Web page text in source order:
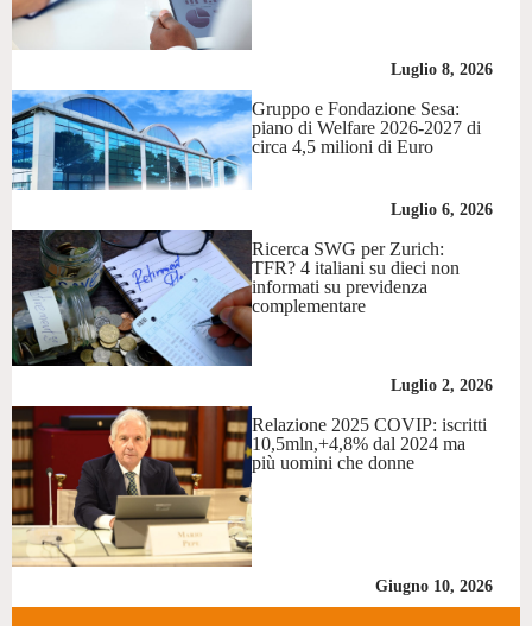
Luglio 8, 2026
Gruppo e Fondazione Sesa:
piano di Welfare 2026-2027 di
circa 4,5 milioni di Euro
Luglio 6, 2026
Ricerca SWG per Zurich:
TFR? 4 italiani su dieci non
informati su previdenza
complementare
Luglio 2, 2026
Relazione 2025 COVIP: iscritti
10,5mln,+4,8% dal 2024 ma
più uomini che donne
Giugno 10, 2026